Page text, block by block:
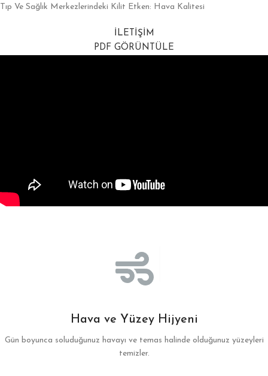
Tıp Ve Sağlık Merkezlerindeki Kilit Etken: Hava Kalitesi
İLETİŞİM
PDF GÖRÜNTÜLE
Hava ve Yüzey Hijyeni
Gün boyunca soluduğunuz havayı ve temas halinde olduğunuz yüzeyleri
temizler.